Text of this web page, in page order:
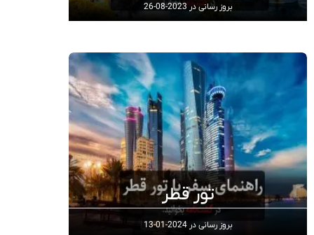
بروز رسانی در2023-08-26
تور قطر
بروز رسانی در2024-01-13